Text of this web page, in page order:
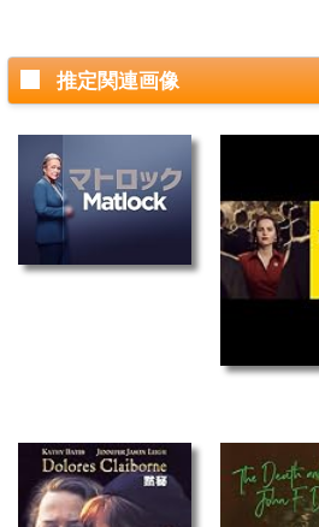
推定関連画像